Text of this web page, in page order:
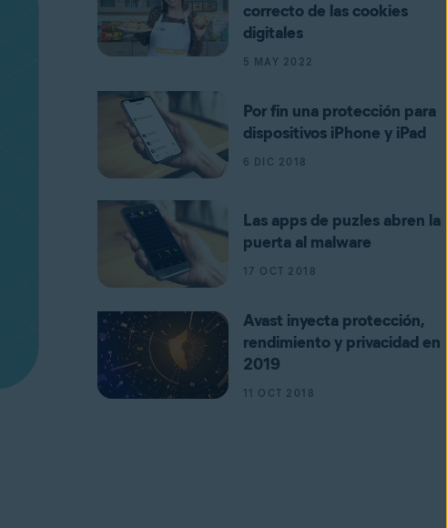
correcto de las cookies
digitales
5 MAY 2022
Por fin una protección para
dispositivos iPhone y iPad
6 DIC 2018
Las apps de puzles abren la
puerta al malware
17 OCT 2018
Avast inyecta protección,
rendimiento y privacidad en
2019
11 OCT 2018